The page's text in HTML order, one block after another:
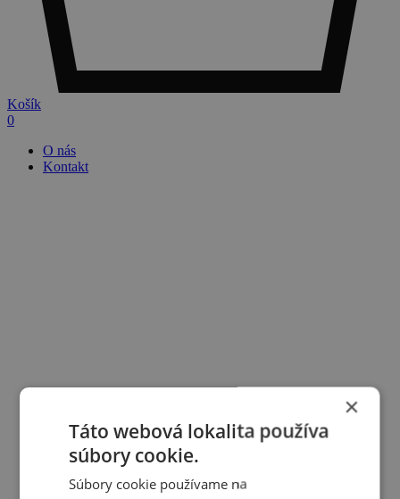
Košík
0
O nás
Kontakt
×
Táto webová lokalita používa
súbory cookie.
Súbory cookie používame na